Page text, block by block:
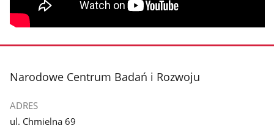
stopka
Narodowe Centrum Badań i Rozwoju
ADRES
ul. Chmielna 69